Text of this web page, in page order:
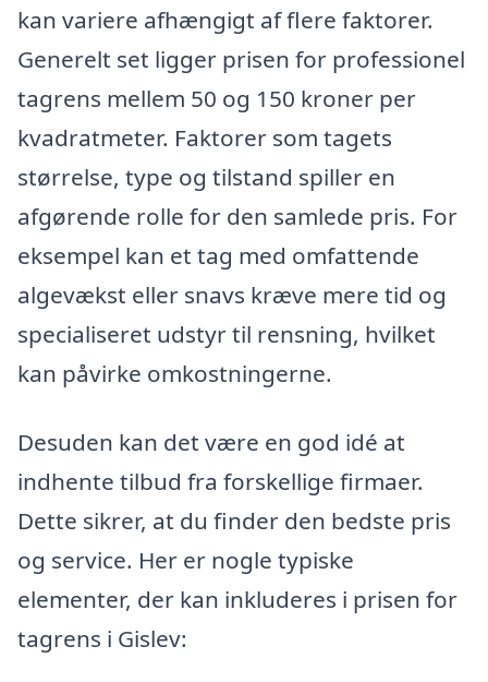
kan variere afhængigt af flere faktorer.
Generelt set ligger prisen for professionel
tagrens mellem 50 og 150 kroner per
kvadratmeter. Faktorer som tagets
størrelse, type og tilstand spiller en
afgørende rolle for den samlede pris. For
eksempel kan et tag med omfattende
algevækst eller snavs kræve mere tid og
specialiseret udstyr til rensning, hvilket
kan påvirke omkostningerne.
Desuden kan det være en god idé at
indhente tilbud fra forskellige firmaer.
Dette sikrer, at du finder den bedste pris
og service. Her er nogle typiske
elementer, der kan inkluderes i prisen for
tagrens i Gislev: